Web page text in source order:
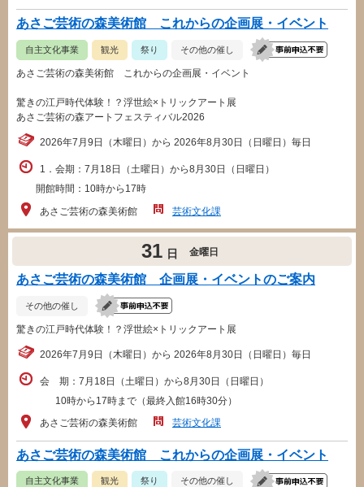
あさご芸術の森美術館 これからの企画展・イベント
自主文化事業 観光 祭り その他の催し
あさご芸術の森美術館 これからの企画展・イベント
驚きの江戸時代体験！？浮世絵×トリックアート展
あさご芸術の森アートフェスティバル2026
2026年7月9日（木曜日）から 2026年8月30日（日曜日）毎日
1．会期：7月18日（土曜日）から8月30日（日曜日）
開館時間：10時から17時
あさご芸術の森美術館
芸術文化課
31 日 金曜日
あさご芸術の森美術館 企画展・イベントのご案内
その他の催し
驚きの江戸時代体験！？浮世絵×トリックアート展
2026年7月9日（木曜日）から 2026年8月30日（日曜日）毎日
会 期：7月18日（土曜日）から8月30日（日曜日）
10時から17時まで（最終入館16時30分）
あさご芸術の森美術館
芸術文化課
あさご芸術の森美術館 これからの企画展・イベント
自主文化事業 観光 祭り その他の催し